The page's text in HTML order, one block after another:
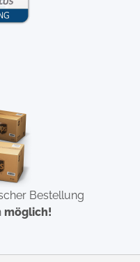
Bestellung
möglich!